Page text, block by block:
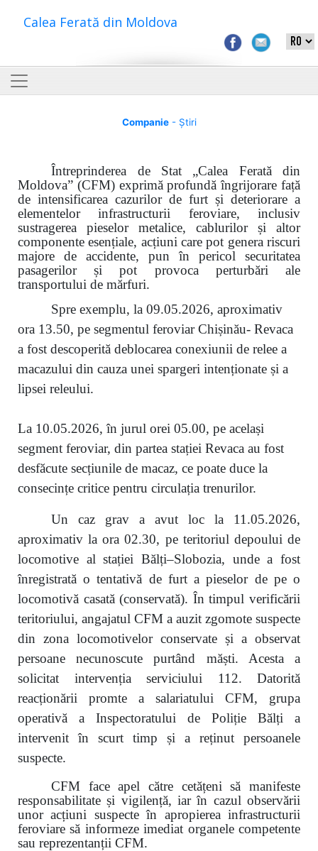
Calea Ferată din Moldova
Companie- Știri
Întreprinderea de Stat „Calea Ferată din
Moldova” (CFM) exprimă profundă îngrijorare față
de intensificarea cazurilor de furt și deteriorare a
elementelor infrastructurii feroviare, inclusiv
sustragerea pieselor metalice, cablurilor și altor
componente esențiale, acțiuni care pot genera riscuri
majore de accidente, pun în pericol securitatea
pasagerilor și pot provoca perturbări ale
transportului de mărfuri.
Spre exemplu, la 09.05.2026, aproximativ
ora 13.50, pe segmentul feroviar Chișinău- Revaca
a fost descoperită deblocarea conexiunii de relee a
macazului din cauza unei spargeri intenționate și a
lipsei releului.
La 10.05.2026, în jurul orei 05.00, pe același
segment feroviar, din partea stației Revaca au fost
desfăcute secțiunile de macaz, ce poate duce la
consecințe critice pentru circulația trenurilor.
Un caz grav a avut loc la 11.05.2026,
aproximativ la ora 02.30, pe teritoriul depoului de
locomotive al stației Bălți–Slobozia, unde a fost
înregistrată o tentativă de furt a pieselor de pe o
locomotivă casată (conservată). În timpul verificării
teritoriului, angajatul CFM a auzit zgomote suspecte
din zona locomotivelor conservate și a observat
persoane necunoscute purtând măști. Acesta a
solicitat intervenția serviciului 112. Datorită
reacționării promte a salariatului CFM, grupa
operativă a Inspectoratului de Poliție Bălți a
intervenit în scurt timp și a reținut persoanele
suspecte.
CFM face apel către cetățeni să manifeste
responsabilitate și vigilență, iar în cazul observării
unor acțiuni suspecte în apropierea infrastructurii
feroviare să informeze imediat organele competente
sau reprezentanții CFM.